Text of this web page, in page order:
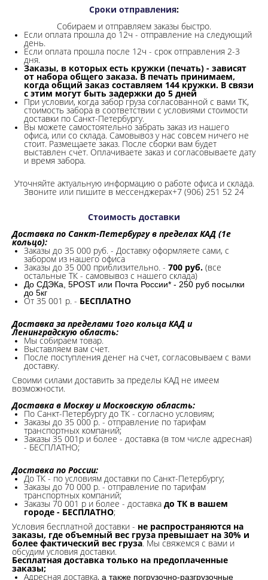
Сроки отправления:
Собираем и отправляем заказы быстро.
Если оплата прошла до 12ч - отправление на следующий
день.
Если оплата прошла после 12ч - срок отправления 2-3
дня.
Заказы, в которых есть кружки (печать) - зависят
от набора общего заказа. В печать принимаем,
когда общий заказ составляем 144 кружки. В связи
с этим могут быть задержки до 5 дней
При условии, когда забор груза согласованной с вами ТК,
стоимость забора в соответствии с условиями стоимости
доставки по Санкт-Петербургу.
Вы можете самостоятельно забрать заказ из нашего
офиса, или со склада. Самовывоз у нас совсем ничего не
стоит. Размещаете заказ. После сборки вам будет
выставлен счет. Оплачиваете заказ и согласовываете дату
и время забора.
Уточняйте актуальную информацию о работе офиса и склада.
Звоните или пишите в мессенджерах+7 (906) 251 52 24
Стоимость доставки
Доставка по Санкт-Петербургу в пределах КАД (1е
кольцо):
Заказы до 35 000 руб. - Доставку оформляете сами, с
забором из нашего офиса
Заказы до 35 000 приблизительно. - 700 руб. (все
остальные ТК - самовывоз с нашего склада)
До СДЭКа, 5POST или Почта России* - 250 руб посылки
до 5кг
От 35 001 р. - БЕСПЛАТНО
Доставка за пределами 1ого кольца КАД и
Ленинградскую область:
Мы собираем товар.
Выставляем вам счет.
После поступления денег на счет, согласовываем с вами
доставку.
Своими силами доставить за пределы КАД не имеем
возможности.​
Доставка в Москву и Московскую область:
По Санкт-Петербургу до ТК - согласно условиям;
Заказы до 35 000 р. - отправление по тарифам
транспортных компаний;
Заказы 35 001р и более - доставка (в том числе адресная)
- БЕСПЛАТНО;
Доставка по России:
До ТК - по условиям доставки по Санкт-Петербургу;
Заказы до 70 000 р. - отправление по тарифам
транспортных компаний;
Заказы 70 001 р и более - доставка до ТК в вашем
городе - БЕСПЛАТНО;
Условия бесплатной доставки - не распространяются на
заказы, где объемный вес груза превышает на 30% и
более фактический вес груза. Мы свяжемся с вами и
обсудим условия доставки.
Бесплатная доставка только на предоплаченные
заказы;
Адресная доставка, а также погрузочно-разгрузочные